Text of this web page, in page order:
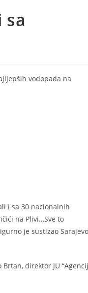
vodopada na
i sa 30 nacionalnih
na Plivi…Sve to
je sustizao
direktor JU